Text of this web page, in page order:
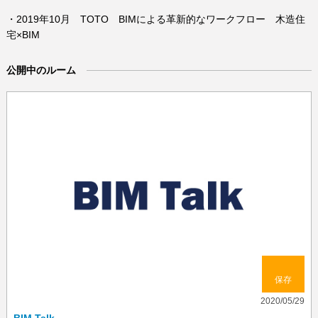
・2019年10月 TOTO BIMによる⾰新的なワークフロー ⽊造住
宅×BIM
公開中のルーム
保存
2020/05/29